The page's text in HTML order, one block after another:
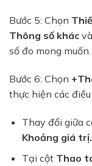
Bước 5: Chọn
Thông số khác và
số đo mong muốn.
Bước 6: Chọn
thực hiện các
Thay đổi giữa
Khoảng giá trị.
Tại cột Thao